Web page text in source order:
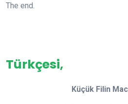
The end.
Türkçesi,
Küçük Filin